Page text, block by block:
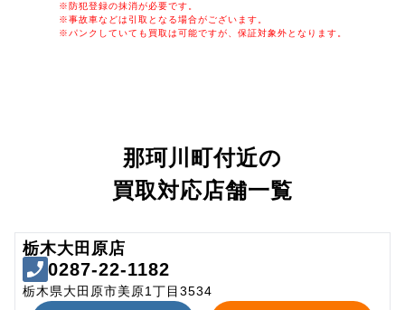
※防犯登録の抹消が必要です。
※事故車などは引取となる場合がございます。
※パンクしていても買取は可能ですが、保証対象外となります。
那珂川町付近の
買取対応店舗一覧
栃木大田原店
0287-22-1182
栃木県大田原市美原1丁目3534